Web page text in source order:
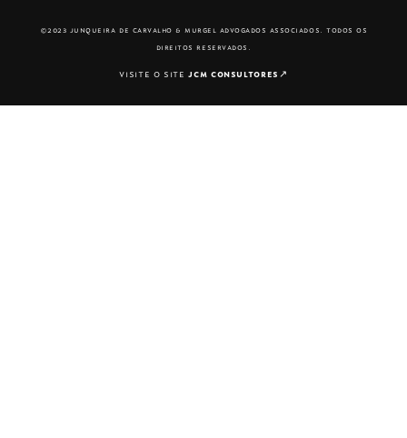
©2023 junqueira de carvalho & murgel advogados associados. todos os
direitos reservados.
visite o sitejcm consultores↗